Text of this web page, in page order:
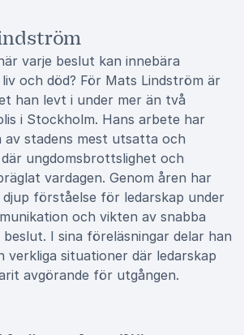
varje beslut kan innebära
och död? För Mats Lindström är
han levt i under mer än två
i Stockholm. Hans arbete har
stadens mest utsatta och
ungdomsbrottslighet och
vardagen. Genom åren har
förståelse för ledarskap under
och vikten av snabba
beslut. I sina föreläsningar delar han
situationer där ledarskap
avgörande för utgången.